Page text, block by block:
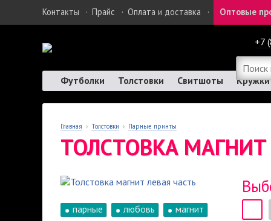
Контакты · Прайс · Оплата и доставка · Оптовые
+7
Футболки Толстовки Свитшоты Кружки
Главная › Толстовки › Парные принты
ТОЛСТОВКА
парные любовь
магнит